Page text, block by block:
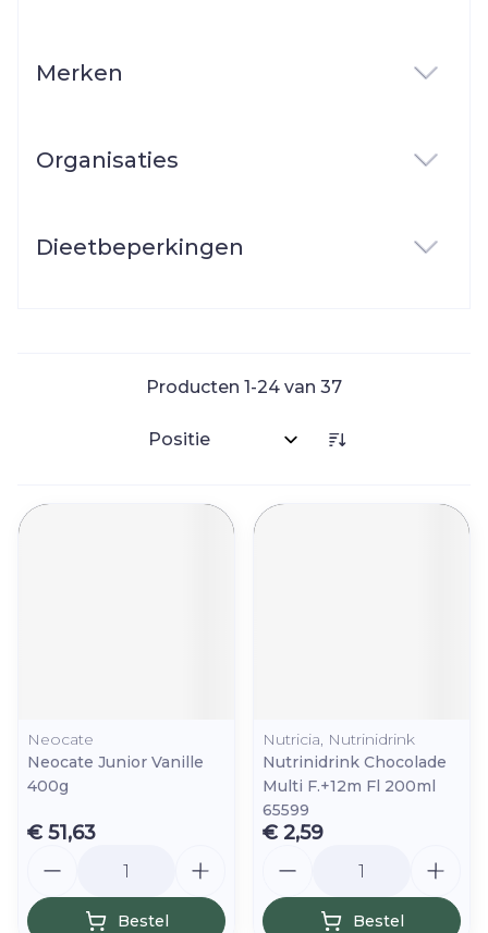
Merken
Organisaties
Dieetbeperkingen
Producten 1-24 van 37
Sorteer op:
Neocate
Neocate Junior Vanille
400g
€ 51,63
Bestel
Nutricia, Nutrinidrink
Nutrinidrink Chocolade
Multi F.+12m Fl 200ml
65599
€ 2,59
Bestel